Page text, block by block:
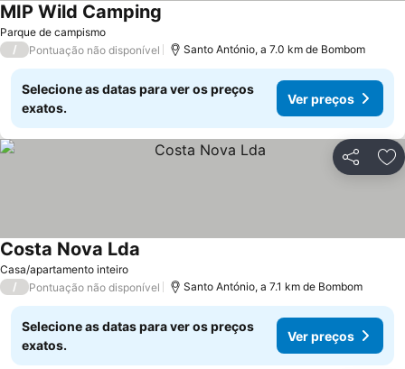
Parque de campismo
MIP Wild Camping
/ Pontuação não disponível Santo António, a 7.0 km de Bombom
Selecione as datas para ver os preços
exatos.
Ver preços
Partilhar
Casa/apartamento inteiro
Costa Nova Lda
/ Pontuação não disponível Santo António, a 7.1 km de Bombom
Selecione as datas para ver os preços
exatos.
Ver preços